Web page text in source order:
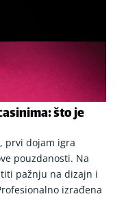
što je
prvi dojam igra
pouzdanosti. Na
pažnju na dizajn i
izrađena